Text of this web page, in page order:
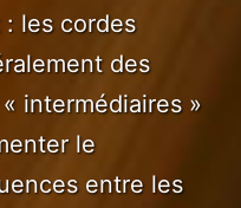
: les cordes
des
intermédiaires »
le
entre les